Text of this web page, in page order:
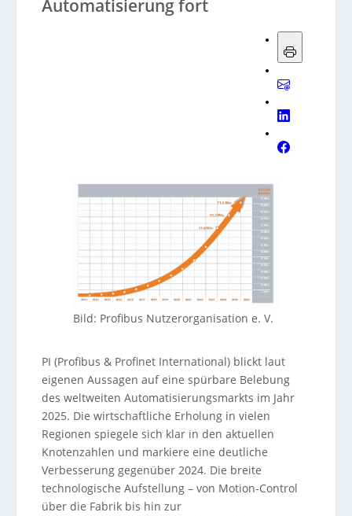
Automatisierung fort
Bild: Profibus Nutzerorganisation e. V.
PI (Profibus & Profinet International) blickt laut
eigenen Aussagen auf eine spürbare Belebung
des weltweiten Automatisierungsmarkts im Jahr
2025. Die wirtschaftliche Erholung in vielen
Regionen spiegele sich klar in den aktuellen
Knotenzahlen und markiere eine deutliche
Verbesserung gegenüber 2024. Die breite
technologische Aufstellung – von Motion-Control
über die Fabrik bis hin zur